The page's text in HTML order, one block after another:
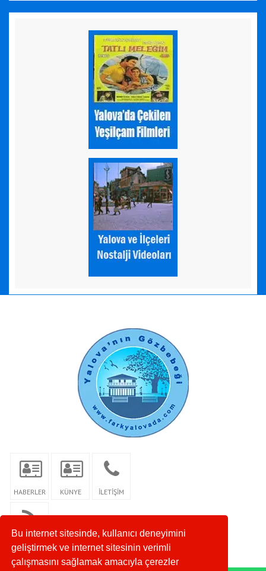
Bu internet sitesinde, kullanıcı deneyimini
geliştirmek ve internet sitesinin verimli
çalışmasını sağlamak amacıyla çerezler
HABERLER KÜNYE İLETİŞİM